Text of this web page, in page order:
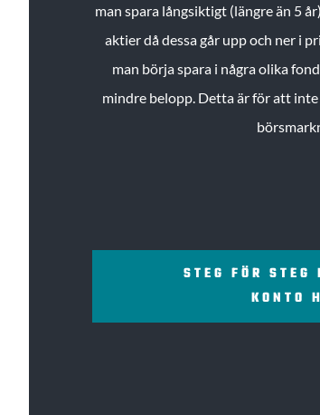
man spara långsiktigt (längre än 5
aktier då dessa går upp och ner i
man börja spara i några olika
mindre belopp. Detta är för att
STEG FÖR
KONTO